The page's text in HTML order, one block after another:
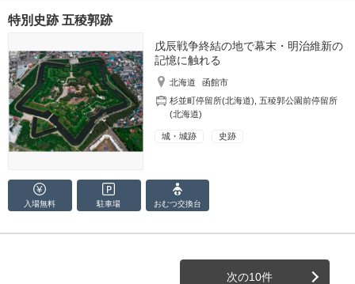
特別史跡 五稜郭跡
戊辰戦争終結の地で幕末・明治維新の
記憶に触れる
北海道
函館市
杉並町停留所(北海道) ,五稜郭公園前停留所
(北海道)
城・城跡 史跡
入場無料 駐車場 おむつ交換台
次の10件